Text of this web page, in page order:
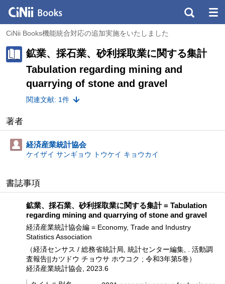
CiNii Books機能統合対応の追加実施をいたしました
鉱業、採石業、砂利採取業に関する集計
Tabulation regarding mining and
quarrying of stone and gravel
関連文献: 1件
著者
経済産業統計協会
ケイザイ サンギョウ トウケイ キョウカイ
書誌事項
鉱業、採石業、砂利採取業に関する集計 = Tabulation
regarding mining and quarrying of stone and gravel
経済産業統計協会編 = Economy, Trade and Industry
Statistics Association
（経済センサス / 総務省統計局, 統計センター編集, . 活動調
査報告||カツドウ チョウサ ホウコク ; 令和3年第5巻）
経済産業統計協会, 2023.6